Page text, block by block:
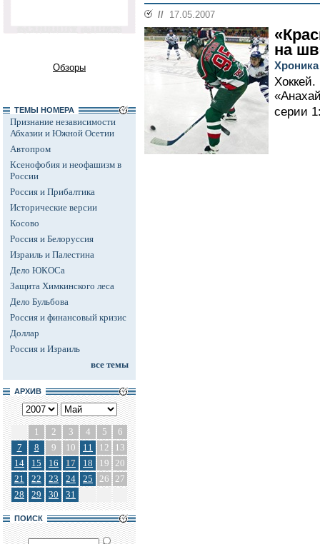
Обзоры
ТЕМЫ НОМЕРА
Признание независимости
Абхазии и Южной Осетии
Автопром
Ксенофобия и неофашизм в
России
Россия и Прибалтика
Исторические версии
Косово
Россия и Белоруссия
Израиль и Палестина
Дело ЮКОСа
Защита Химкинского леса
Дело Бульбова
Россия и финансовый кризис
Доллар
Россия и Израиль
все темы
АРХИВ
1 2 3 4 5
6
7
8 9 10 11 12
13
14
15 16 17 18 19 20
21
22 23 24 25 26 27
28
29 30 31
ПОИСК
// 17.05.2007
на
серии